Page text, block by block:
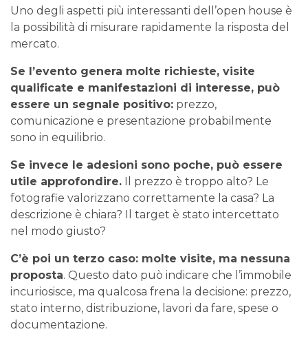
Uno degli aspetti più interessanti dell’open house è
la possibilità di misurare rapidamente la risposta del
mercato.
Se l’evento genera molte richieste, visite
qualificate e manifestazioni di interesse, può
essere un segnale positivo: prezzo,
comunicazione e presentazione probabilmente
sono in equilibrio.
Se invece le adesioni sono poche, può essere
utile approfondire. Il prezzo è troppo alto? Le
fotografie valorizzano correttamente la casa? La
descrizione è chiara? Il target è stato intercettato
nel modo giusto?
C’è poi un terzo caso: molte visite, ma nessuna
proposta. Questo dato può indicare che l’immobile
incuriosisce, ma qualcosa frena la decisione: prezzo,
stato interno, distribuzione, lavori da fare, spese o
documentazione.